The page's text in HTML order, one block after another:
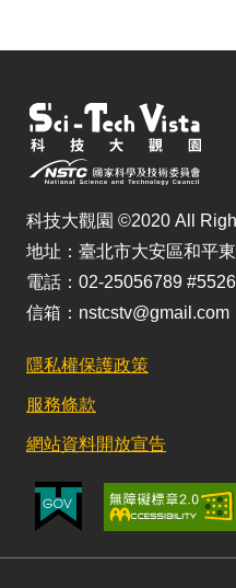
科技大觀園 ©2020 All
地址：臺北市大安區和平
電話：02-25056789 #5526
信箱：nstcstv@gmail.com
隱私權保護政策
服務條款
網站資料開放宣告